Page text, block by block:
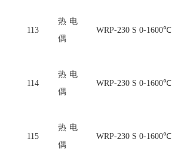
113
热电
偶
WRP-230 S 0-1600℃
114
热电
偶
WRP-230 S 0-1600℃
115
热电
偶
WRP-230 S 0-1600℃